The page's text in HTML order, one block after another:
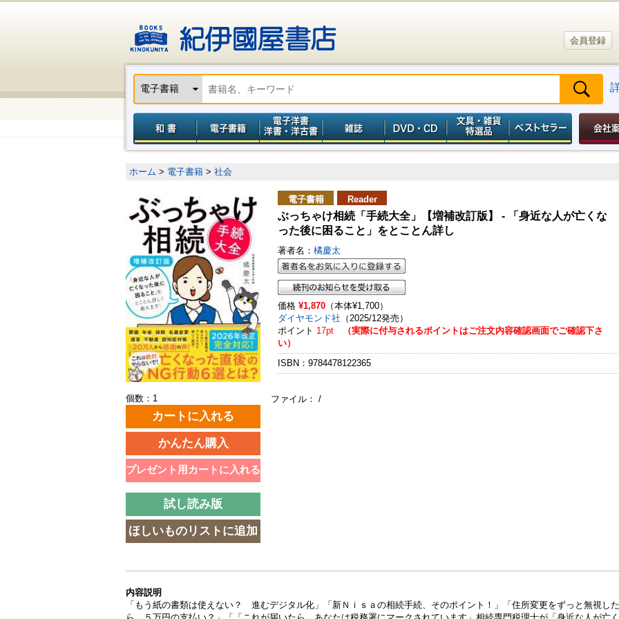
会員登録
ホーム > 電子書籍 > 社会
個数：1
電子書籍 Reader
ぶっちゃけ相続「手続大全」【増補改訂版】 - 「身近な人が亡くな
った後に困ること」をとことん詳し
著者名： 橘慶太
価格 ¥1,870 （本体¥1,700）
ダイヤモンド社 （2025/12発売）
ポイント 17pt （実際に付与されるポイントはご注文内容確認画面でご確認下さ
い）
ISBN：9784478122365
ファイル： /
内容説明
「もう紙の書類は使えない？ 進むデジタル化」「新Ｎｉｓａの相続手続、そのポイント！」「住所変更をずっと無視した